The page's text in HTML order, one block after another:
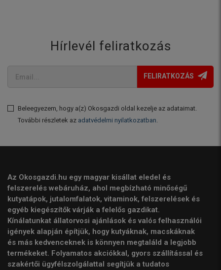
Hírlevél feliratkozás
FELIRATKOZÁS
Beleegyezem, hogy a(z) Okosgazdi oldal kezelje az adataimat.
További részletek az adatvédelmi nyilatkozatban.
Az Okosgazdi.hu egy magyar kisállat eledel és
felszerelés webáruház, ahol megbízható minőségű
kutyatápok, jutalomfalatok, vitaminok, felszerelések és
egyéb kiegészítők várják a felelős gazdikat.
Kínálatunkat állatorvosi ajánlások és valós felhasználói
igények alapján építjük, hogy kutyáknak, macskáknak
és más kedvenceknek is könnyen megtaláld a legjobb
termékeket. Folyamatos akciókkal, gyors szállítással és
szakértői ügyfélszolgálattal segítjük a tudatos